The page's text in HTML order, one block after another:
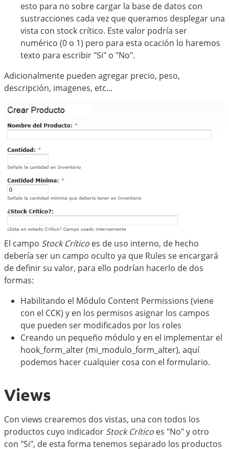
esto para no sobre cargar la base de datos con
sustracciones cada vez que queramos desplegar una
vista con stock crítico. Este valor podría ser
numérico (0 o 1) pero para esta ocación lo haremos
texto para escribir "Si" o "No".
Adicionalmente pueden agregar precio, peso,
descripción, imagenes, etc...
El campo Stock Crítico es de uso interno, de hecho
debería ser un campo oculto ya que Rules se encargará
de definir su valor, para ello podrían hacerlo de dos
formas:
Habilitando el Módulo Content Permissions (viene
con el CCK) y en los permisos asignar los campos
que pueden ser modificados por los roles
Creando un pequeño módulo y en el implementar el
hook_form_alter (mi_modulo_form_alter), aquí
podemos hacer cualquier cosa con el formulario.
Views
Con views crearemos dos vistas, una con todos los
productos cuyo indicador Stock Crítico es "No" y otro
con "Si", de esta forma tenemos separado los productos